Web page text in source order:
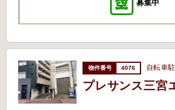
募集中
4076 自転車
プレサンス三宮